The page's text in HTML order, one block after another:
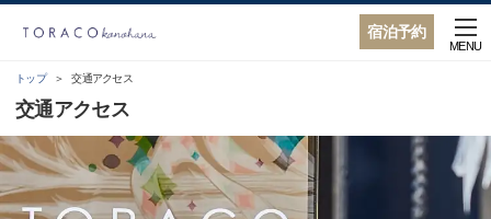
宿泊予約
MENU
トップ 交通アクセス
交通アクセス